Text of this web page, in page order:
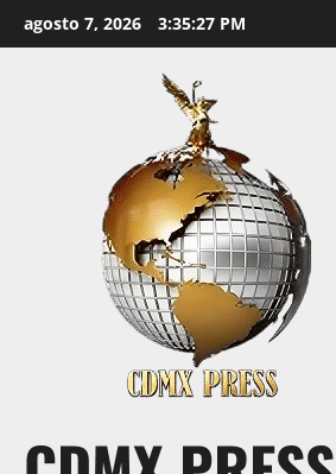
al
agosto 7, 2026 3:35:28 PM